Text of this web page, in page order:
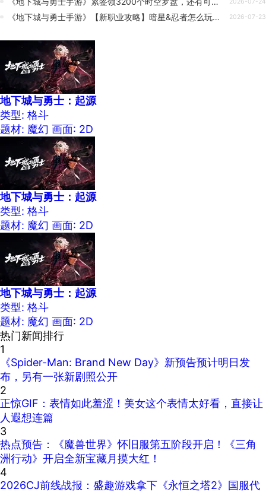
2026-07-24
《地下城与勇士手游》【新职业攻略】暗星&忍者怎么玩？加点、连招怎么搭？看这篇就够了！ 2026-07-23
地下城与勇士：起源
类型: 格斗
题材: 魔幻 画面: 2D
地下城与勇士：起源
类型: 格斗
题材: 魔幻 画面: 2D
地下城与勇士：起源
类型: 格斗
题材: 魔幻 画面: 2D
热门新闻排行
1
《Spider-Man: Brand New Day》新预告预计明日发
布，另有一张新剧照公开
2
正惊GIF：表情如此羞涩！美女这个表情太好看，直接让
人遐想连篇
3
热点预告：《魔兽世界》怀旧服第五阶段开启！《三角
洲行动》开启全新宝藏月摸大红！
4
2026CJ前线战报：盛趣游戏拿下《永恒之塔2》国服代